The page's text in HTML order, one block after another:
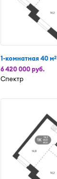
1-комнатная 40 м2
6 420 000 руб.
Спектр